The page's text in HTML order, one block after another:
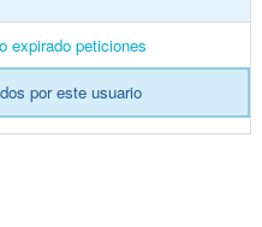
expirado peticiones
por este usuario